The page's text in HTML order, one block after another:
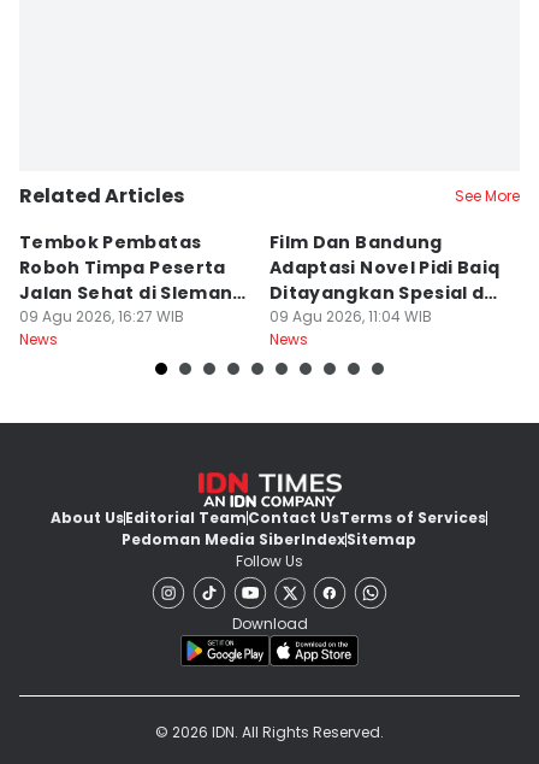
Related Articles See More
Tembok Pembatas
Roboh Timpa Peserta
Jalan Sehat di Sleman,
10 Orang Luka
09 Agu 2026, 16:27 WIB
News
Film Dan Bandung
Adaptasi Novel Pidi Baiq
Ditayangkan Spesial di
Jogja
09 Agu 2026, 11:04 WIB
News
About UsEditorial TeamContact UsTerms of Services
Pedoman Media SiberIndexSitemap
Follow Us
Download
© 2026 IDN. All Rights Reserved.